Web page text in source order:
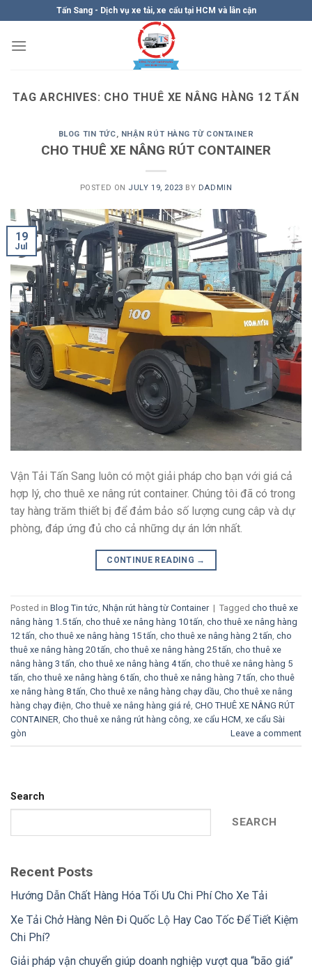
content
Tấn Sang - Dịch vụ xe tải, xe cẩu tại HCM và lân cận
TAG ARCHIVES: CHO THUÊ XE NÂNG HÀNG 12 TẤN
BLOG TIN TỨC, NHẬN RÚT HÀNG TỪ CONTAINER
CHO THUÊ XE NÂNG RÚT CONTAINER
POSTED ON JULY 19, 2023 BY DADMIN
19
Jul
Vận Tải Tấn Sang luôn có một giải pháp cho bạn với giá cả
hợp lý, cho thuê xe nâng rút container. Chúng tôi đã có trong
tay hàng trăm thiết bị để đảm bảo số lượng cung câp và dự
phòng, đáp ứng đủ cho cả những dự án lớn nhất.
CONTINUE READING →
Posted in Blog Tin tức Nhận rút hàng từ Container | Tagged cho thuê xe
nâng hàng 1.5 tấn cho thuê xe nâng hàng 10 tấn cho thuê xe nâng hàng
12 tấn cho thuê xe nâng hàng 15 tấn cho thuê xe nâng hàng 2 tấn cho
thuê xe nâng hàng 20 tấn cho thuê xe nâng hàng 25 tấn cho thuê xe
nâng hàng 3 tấn cho thuê xe nâng hàng 4 tấn cho thuê xe nâng hàng 5
tấn cho thuê xe nâng hàng 6 tấn cho thuê xe nâng hàng 7 tấn cho thuê
xe nâng hàng 8 tấn Cho thuê xe nâng hàng chạy dầu Cho thuê xe nâng
hàng chạy điện Cho thuê xe nâng hàng giá rẻ CHO THUÊ XE NÂNG RÚT
CONTAINER Cho thuê xe nâng rút hàng công xe cẩu HCM xe cẩu Sài
gòn
Leave a comment
Search
SEARCH
Recent Posts
Hướng Dẫn Chất Hàng Hóa Tối Ưu Chi Phí Cho Xe Tải
Xe Tải Chở Hàng Nên Đi Quốc Lộ Hay Cao Tốc Để Tiết Kiệm
Chi Phí?
Giải pháp vận chuyển giúp doanh nghiệp vượt qua “bão giá”